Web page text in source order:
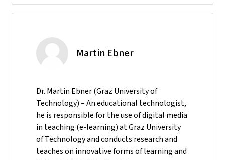
Martin Ebner
Dr. Martin Ebner (Graz University of
Technology) – An educational technologist,
he is responsible for the use of digital media
in teaching (e-learning) at Graz University
of Technology and conducts research and
teaches on innovative forms of learning and